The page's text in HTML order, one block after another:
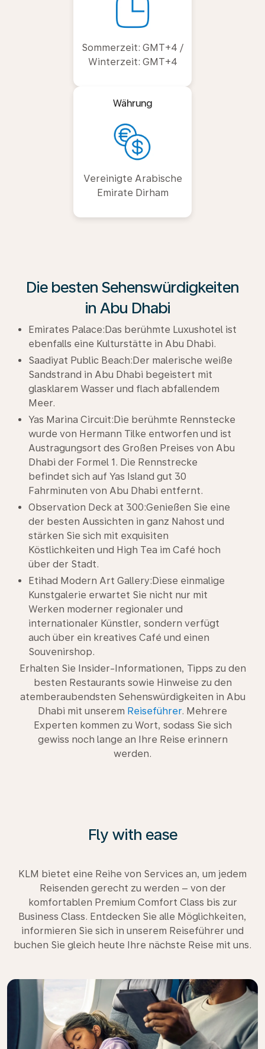
Sommerzeit: GMT+4 /
Winterzeit: GMT+4
Währung
Vereinigte Arabische
Emirate Dirham
Die besten Sehenswürdigkeiten
in Abu Dhabi
Emirates Palace:Das berühmte Luxushotel ist
ebenfalls eine Kulturstätte in Abu Dhabi.
Saadiyat Public Beach:Der malerische weiße
Sandstrand in Abu Dhabi begeistert mit
glasklarem Wasser und flach abfallendem
Meer.
Yas Marina Circuit:Die berühmte Rennstecke
wurde von Hermann Tilke entworfen und ist
Austragungsort des Großen Preises von Abu
Dhabi der Formel 1. Die Rennstrecke
befindet sich auf Yas Island gut 30
Fahrminuten von Abu Dhabi entfernt.
Observation Deck at 300:Genießen Sie eine
der besten Aussichten in ganz Nahost und
stärken Sie sich mit exquisiten
Köstlichkeiten und High Tea im Café hoch
über der Stadt.
Etihad Modern Art Gallery:Diese einmalige
Kunstgalerie erwartet Sie nicht nur mit
Werken moderner regionaler und
internationaler Künstler, sondern verfügt
auch über ein kreatives Café und einen
Souvenirshop.
Erhalten Sie Insider-Informationen, Tipps zu den
besten Restaurants sowie Hinweise zu den
atemberaubendsten Sehenswürdigkeiten in Abu
Dhabi mit unserem Reiseführer. Mehrere
Experten kommen zu Wort, sodass Sie sich
gewiss noch lange an Ihre Reise erinnern
werden.
Fly with ease
KLM bietet eine Reihe von Services an, um jedem
Reisenden gerecht zu werden – von der
komfortablen Premium Comfort Class bis zur
Business Class. Entdecken Sie alle Möglichkeiten,
informieren Sie sich in unserem Reiseführer und
buchen Sie gleich heute Ihre nächste Reise mit uns.